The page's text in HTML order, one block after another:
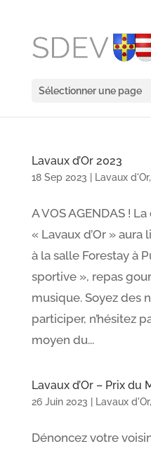
Sélectionner une page
Lavaux d’Or 2023
18 Sep 2023 Lavaux d'Or,
A VOS AGENDAS !
« Lavaux d’Or »
à la salle Forestay à
sportive », repas
musique. Soyez des
participer, n’hésitez
moyen du...
Lavaux d’Or – Prix du
26 Juin 2023 Lavaux d'Or,
Dénoncez votre